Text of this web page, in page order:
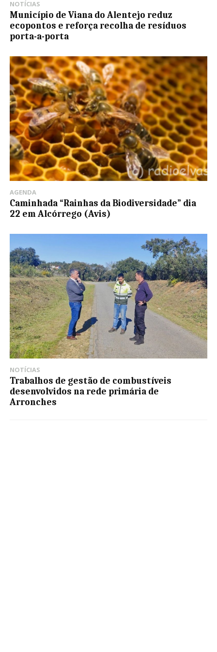
NOTÍCIAS
Município de Viana do Alentejo reduz
ecopontos e reforça recolha de resíduos
porta-a-porta
AGENDA
Caminhada “Rainhas da Biodiversidade” dia
22 em Alcórrego (Avis)
NOTÍCIAS
Trabalhos de gestão de combustíveis
desenvolvidos na rede primária de
Arronches